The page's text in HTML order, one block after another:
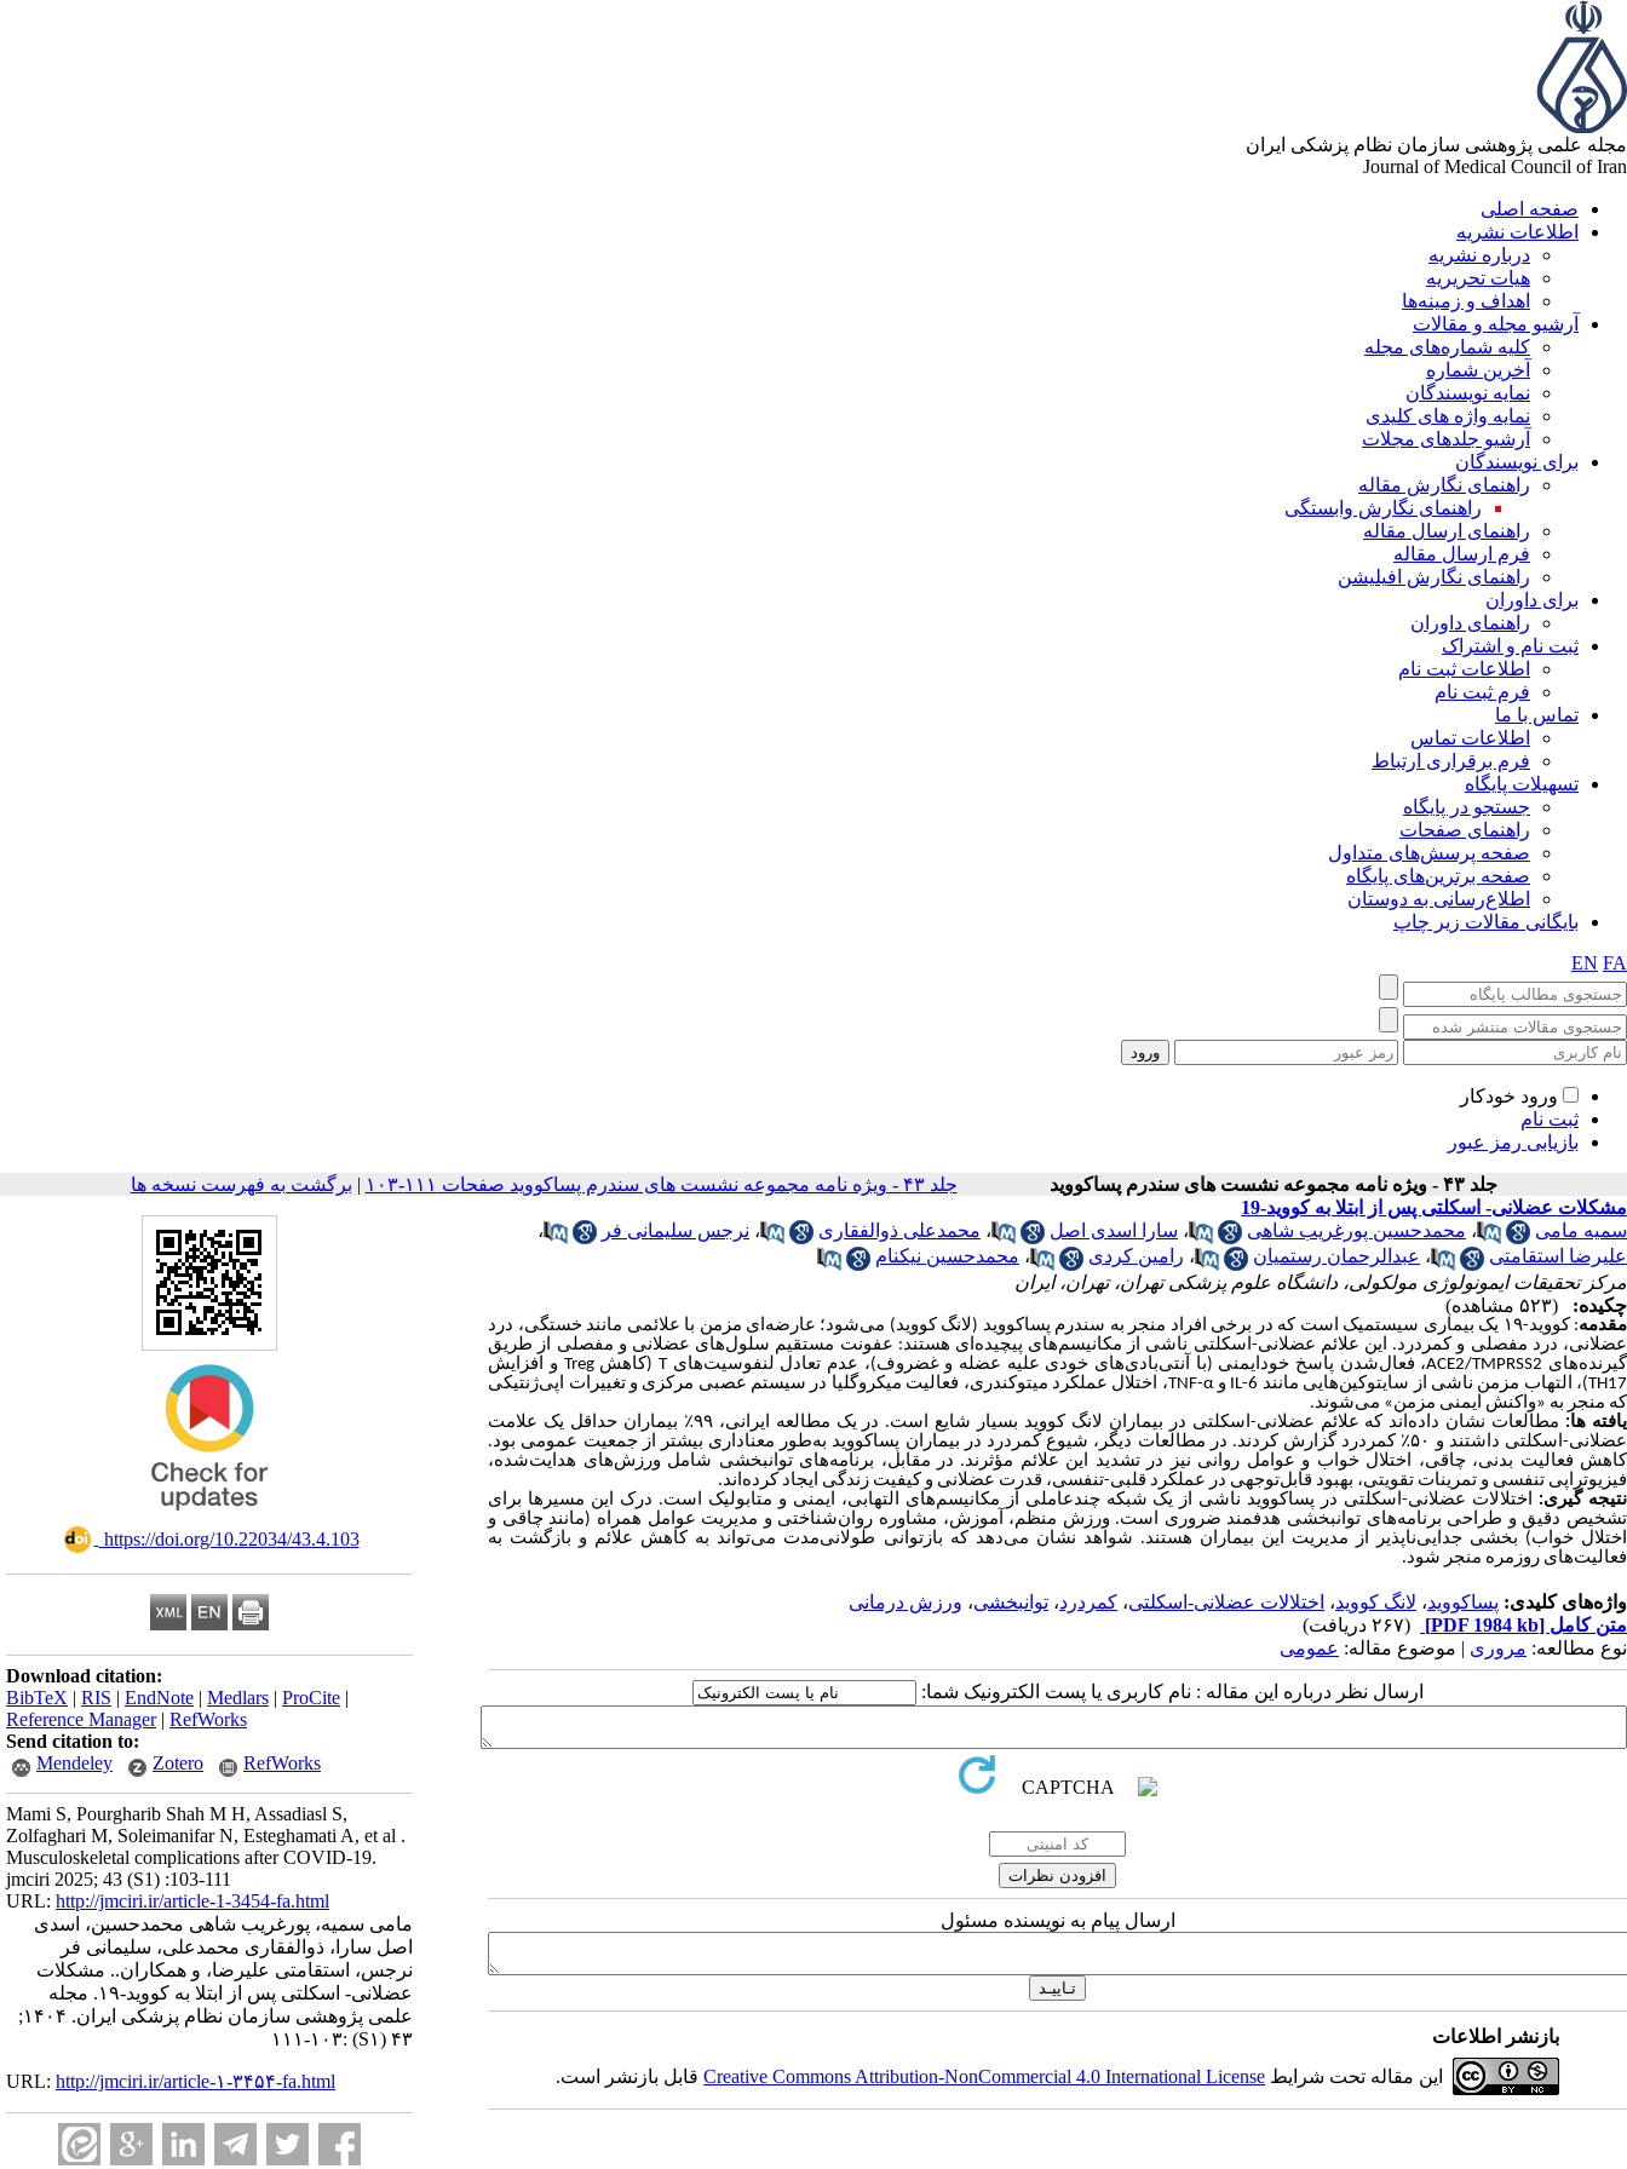
مجله علمی پژوهشی سازمان نظام پزشکی ایران
Journal of Medical Council of Iran
صفحه اصلی
اطلاعات نشریه
درباره نشریه
هیات تحریریه
اهداف و زمینه‌ها
آرشیو مجله و مقالات
کلیه شماره‌های مجله
آخرین شماره
نمایه نویسندگان
نمایه واژه های کلیدی
آرشیو جلدهای مجلات
برای نویسندگان
راهنمای نگارش مقاله
راهنمای نگارش وابستگی
راهنمای ارسال مقاله
فرم ارسال مقاله
راهنمای نگارش افیلیشن
برای داوران
راهنمای داوران
ثبت نام و اشتراک
اطلاعات ثبت نام
فرم ثبت نام
تماس با ما
اطلاعات تماس
فرم برقراری ارتباط
تسهیلات پایگاه
جستجو در پایگاه
راهنمای صفحات
صفحه پرسش‌های متداول
صفحه برترین‌های پایگاه
اطلاع‌رسانی به دوستان
بایگانی مقالات زیر چاپ
EN FA
ورود خودکار
ثبت نام
بازیابی رمز عبور
جلد ۴۳ - ویژه نامه مجموعه نشست های سندرم پساکووید جلد ۴۳ - ویژه نامه مجموعه نشست های سندرم پساکووید صفحات ۱۱۱-۱۰۳ | برگشت به فهرست نسخه ها
‎ https://doi.org/10.22034/43.4.103
Download citation:
BibTeX | RIS | EndNote | Medlars | ProCite |
Reference Manager| RefWorks
Send citation to:
Mendeley
Zotero RefWorks
Mami S, Pourgharib Shah M H, Assadiasl S,
Zolfaghari M, Soleimanifar N, Esteghamati A, et al .
Musculoskeletal complications after COVID-19.
jmciri 2025; 43 (S1) :103-111
URL: http://jmciri.ir/article-1-3454-fa.html
مامی سمیه، پورغریب شاهی محمدحسین، اسدی
اصل سارا، ذوالفقاری محمدعلی، سلیمانی فر
نرجس، استقامتی علیرضا، و همکاران.. مشکلات
عضلانی- اسکلتی پس از ابتلا به کووید-۱۹. مجله
علمی پژوهشی سازمان نظام پزشکی ایران. ۱۴۰۴;
۴۳ (S۱) :۱۰۳-۱۱۱
URL: http://jmciri.ir/article-۱-۳۴۵۴-fa.html
مشکلات عضلانی- اسکلتی پس از ابتلا به کووید-19
سمیه مامی
، محمدحسین پورغریب شاهی ، سارا اسدی اصل ، محمدعلی ذوالفقاری ، نرجس سلیمانی فر
،
علیرضا استقامتی
، عبدالرحمان رستمیان ، رامین کردی ، محمدحسین نیکنام
مرکز تحقیقات ایمونولوژی مولکولی، دانشگاه علوم پزشکی تهران، تهران، ایران
چکیده:
(۵۲۳ مشاهده)
مقدمه:
کووید-۱۹ یک بیماری سیستمیک است که در برخی افراد منجر به سندرم پساکووید (لانگ کووید) می‌شود؛ عارضه‌ای مزمن با علائمی مانند خستگی، درد
عضلانی، درد مفصلی و کمردرد. این علائم عضلانی-اسکلتی ناشی از مکانیسم‌های پیچیده‌ای هستند: عفونت مستقیم سلول‌های عضلانی و مفصلی از طریق
گیرنده‌های ACE2/TMPRSS2، فعال‌شدن پاسخ خودایمنی (با آنتی‌بادی‌های خودی علیه عضله و غضروف)، عدم تعادل لنفوسیت‌هایT (کاهشTreg و افزایش
TH17)، التهاب مزمن ناشی از سایتوکین‌هایی مانند IL-6 وTNF-α، اختلال عملکرد میتوکندری، فعالیت میکروگلیا در سیستم عصبی مرکزی و تغییرات اپی‌ژنتیکی
که منجر به «واکنش ایمنی مزمن» می‌شوند.
یافته ها: مطالعات نشان داده‌اند که علائم عضلانی-اسکلتی در بیماران لانگ کووید بسیار شایع است. در یک مطالعه ایرانی، ۹۹ ٪ بیماران حداقل یک علامت
عضلانی-اسکلتی داشتند و ۵۰
٪ کمردرد گزارش کردند. در مطالعات دیگر، شیوع کمردرد در بیماران پساکووید به‌طور معناداری بیشتر از جمعیت عمومی بود.
کاهش فعالیت بدنی، چاقی، اختلال خواب و عوامل روانی نیز در تشدید این علائم مؤثرند. در مقابل، برنامه‌های توانبخشی شامل ورزش‌های هدایت‌شده،
فیزیوتراپی تنفسی و تمرینات تقویتی، بهبود قابل‌توجهی در عملکرد قلبی-تنفسی، قدرت عضلانی و کیفیت زندگی ایجاد کرده‌اند.
نتیجه گیری:
اختلالات عضلانی-اسکلتی در پساکووید ناشی از یک شبکه چندعاملی از مکانیسم‌های التهابی، ایمنی و متابولیک است. درک این مسیرها برای
تشخیص دقیق و طراحی برنامه‌های توانبخشی هدفمند ضروری است. ورزش منظم، آموزش، مشاوره روان‌شناختی و مدیریت عوامل همراه (مانند چاقی و
اختلال خواب) بخشی جدایی‌ناپذیر از مدیریت این بیماران هستند. شواهد نشان می‌دهد که بازتوانی طولانی‌مدت می‌تواند به کاهش علائم و بازگشت به
فعالیت‌های روزمره منجر شود.
واژه‌های کلیدی: پساکووید، لانگ کووید، اختلالات عضلانی-اسکلتی، کمردرد، توانبخشی، ورزش درمانی
متن کامل [PDF 1984 kb]
(۲۶۷ دریافت)
نوع مطالعه: مروری | موضوع مقاله: عمومى
ارسال نظر درباره این مقاله : نام کاربری یا پست الکترونیک شما:
ارسال پیام به نویسنده مسئول
بازنشر اطلاعات
این مقاله تحت شرایط Creative Commons Attribution-NonCommercial 4.0 International Licenseقابل بازنشر است.